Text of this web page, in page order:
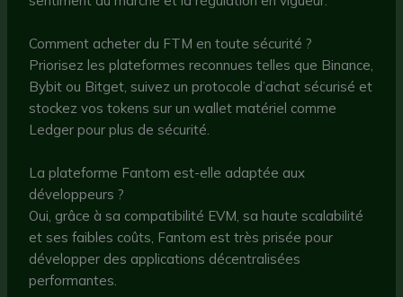
Comment acheter du FTM en toute sécurité ?
Priorisez les plateformes reconnues telles que Binance,
Bybit ou Bitget, suivez un protocole d’achat sécurisé et
stockez vos tokens sur un wallet matériel comme
Ledger pour plus de sécurité.
La plateforme Fantom est-elle adaptée aux
développeurs ?
Oui, grâce à sa compatibilité EVM, sa haute scalabilité
et ses faibles coûts, Fantom est très prisée pour
développer des applications décentralisées
performantes.